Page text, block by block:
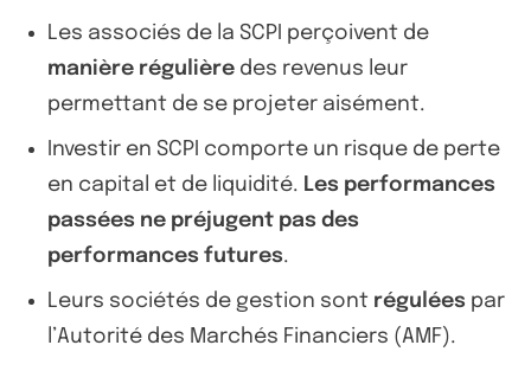
Les associés de la SCPI perçoivent de
manière régulière des revenus leur
permettant de se projeter aisément.
Investir en SCPI comporte un risque de perte
en capital et de liquidité. Les performances
passées ne préjugent pas des
performances futures.
Leurs sociétés de gestion sont régulées par
l’Autorité des Marchés Financiers (AMF).